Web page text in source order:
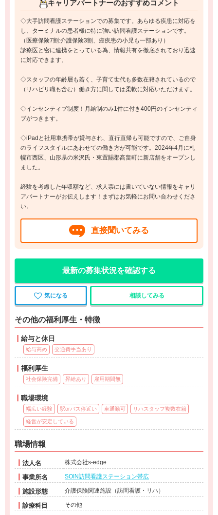
キャリアパートナーのおすすめコメント
◇大手訪問看護ステーションでの募集です。あらゆる疾患に対応を
し、ターミナルの患者様に特に強い訪問看護ステーションです。
（医療保険7割:介護保険3割、癌疾患の小児も一部あり）
診療医と密に連携をとっている為、情報共有を徹底されており迅速
に対応できます。
◇スタッフの年齢層も若く、子育て世代も多数在籍されているので
（リハビリ職も含む）働き方に関しては柔軟に対応いただけます。
◇インセンティブ制度！月給制のみ1件に付き400円のインセンティ
ブがつきます。
◇iPadと社用車携帯が貸与され、直行直帰も可能ですので、ご自身
のライフスタイルにあわせての働き方が可能です。2024年4月に札
幌市西区、山形県の米沢氏・東置賜郡高畠町に新店舗をオープンし
ました。
経験を考慮した年収額など、求人票には書いていない情報をキャリ
アパートナーがお伝えします！まずはお気軽にお問い合わせくださ
い。
直接聞いてみる
最新の募集状況を確認する
気になる 相談してみる
その他の福利厚生・特徴
給与と休日
給与高め 交通費手当あり
福利厚生
社会保険完備 昇給あり 雇用期間無
職場環境
幅広い経験 駅orバス停近い 車通勤可 リハスタッフ複数在籍
経営が安定している
職場情報
法人名 株式会社s-edge
事業所名 SOIN訪問看護ステーション帯広
施設形態 介護保険関連施設（訪問看護・リハ）
診療科目 その他